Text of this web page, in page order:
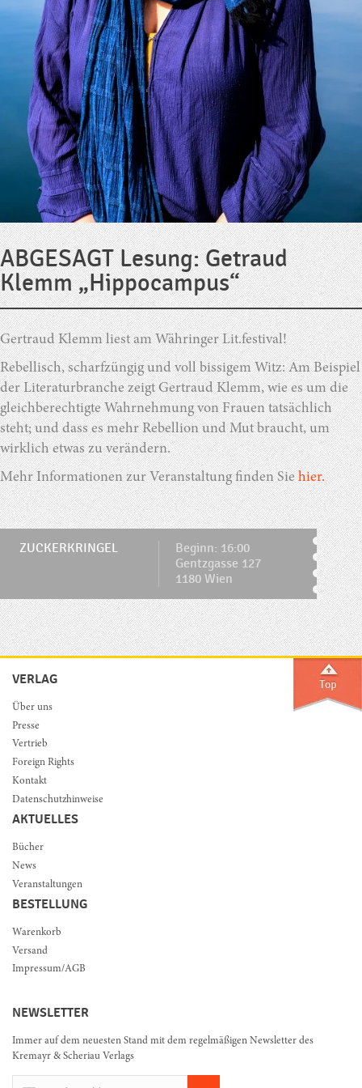
ABGESAGT Lesung: Getraud
Klemm „Hippocampus“
Gertraud Klemm liest am Währinger Lit.festival!
Rebellisch, scharfzüngig und voll bissigem Witz: Am Beispiel
der Literaturbranche zeigt Gertraud Klemm, wie es um die
gleichberechtigte Wahrnehmung von Frauen tatsächlich
steht; und dass es mehr Rebellion und Mut braucht, um
wirklich etwas zu verändern.
Mehr Informationen zur Veranstaltung finden Siehier.
ZUCKERKRINGEL
Beginn: 16:00
Gentzgasse 127
1180 Wien
VERLAG
Über uns
Presse
Vertrieb
Foreign Rights
Kontakt
Datenschutzhinweise
AKTUELLES
Bücher
News
Veranstaltungen
BESTELLUNG
Warenkorb
Versand
Impressum/AGB
NEWSLETTER
Immer auf dem neuesten Stand mit dem regelmäßigen Newsletter des
Kremayr & Scheriau Verlags